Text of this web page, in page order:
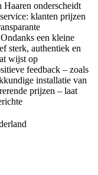
onderscheidt
klanten prijzen
een kleine
sterk, authentiek en
wijst op
feedback – zoals
installatie van
prijzen – laat